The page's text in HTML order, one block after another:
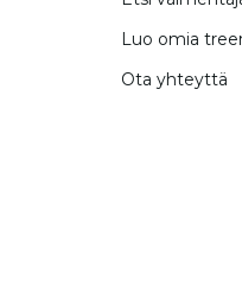
Luo omia
Ota yhteyttä